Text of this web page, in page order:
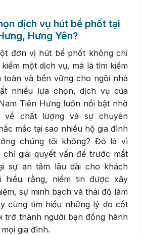
dịch vụ hút bể phốt tại
Hưng Yên?
đơn vị hút bể phốt không chỉ
một dịch vụ, mà là tìm kiếm
toàn và bền vững cho ngôi nhà
nhiều lựa chọn, dịch vụ của
Tiên Hưng luôn nổi bật nhờ
về chất lượng và sự chuyên
mắc tại sao nhiều hộ gia đình
chúng tôi không? Đó là vì
chỉ giải quyết vấn đề trước mắt
sự an tâm lâu dài cho khách
hiểu rằng, niềm tin được xây
sự minh bạch và thái độ làm
cùng tìm hiểu những lý do cốt
trở thành người bạn đồng hành
gia đình.